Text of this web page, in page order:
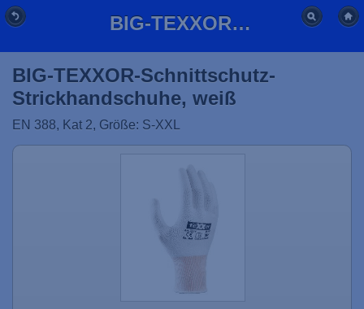
BIG-TEXXOR-Schnittschutz-Strickhandschuhe, weiß
BIG-TEXXOR-Schnittschutz-
Strickhandschuhe, weiß
EN 388, Kat 2, Größe: S-XXL